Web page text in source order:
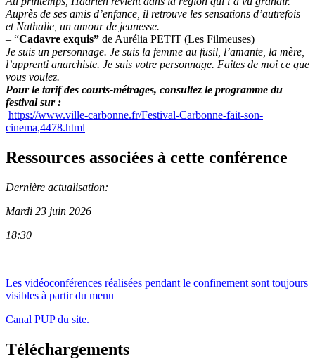
Auprès de ses amis d’enfance, il retrouve les sensations d’autrefois
et Nathalie, un amour de jeunesse.
– “Cadavre exquis” de Aurélia PETIT (Les Filmeuses)
Je suis un personnage. Je suis la femme au fusil, l’amante, la mère,
l’apprenti anarchiste. Je suis votre personnage. Faites de moi ce que
vous voulez.
Pour le tarif des courts-métrages, consultez le programme du
festival sur :
https://www.ville-carbonne.fr/Festival-Carbonne-fait-son-
cinema,4478.html
Ressources associées à cette conférence
Dernière actualisation:
Mardi 23 juin 2026
18:30
Les vidéoconférences réalisées pendant le confinement sont toujours
visibles à partir du menu
Canal PUP du site.
Téléchargements